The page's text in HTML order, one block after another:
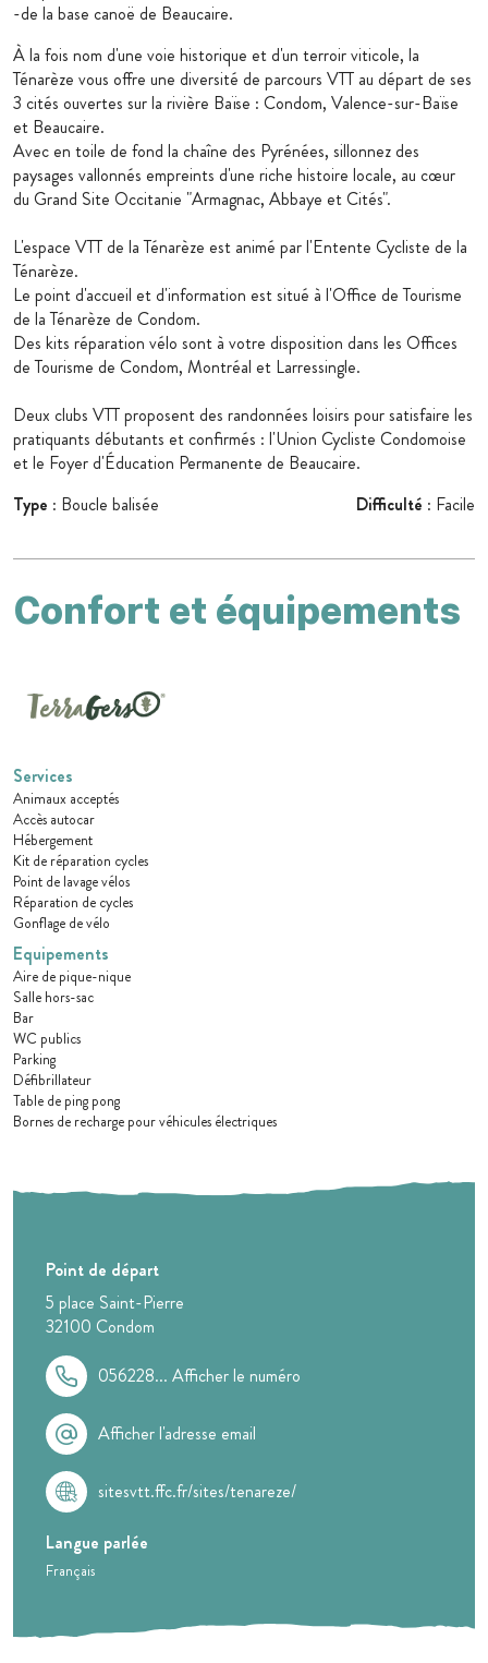
-de la base canoë de Beaucaire.
À la fois nom d'une voie historique et d'un terroir viticole, la
Ténarèze vous offre une diversité de parcours VTT au départ de ses
3 cités ouvertes sur la rivière Baïse : Condom, Valence-sur-Baïse
et Beaucaire.
Avec en toile de fond la chaîne des Pyrénées, sillonnez des
paysages vallonnés empreints d'une riche histoire locale, au cœur
du Grand Site Occitanie "Armagnac, Abbaye et Cités".
L'espace VTT de la Ténarèze est animé par l'Entente Cycliste de la
Ténarèze.
Le point d'accueil et d'information est situé à l'Office de Tourisme
de la Ténarèze de Condom.
Des kits réparation vélo sont à votre disposition dans les Offices
de Tourisme de Condom, Montréal et Larressingle.
Deux clubs VTT proposent des randonnées loisirs pour satisfaire les
pratiquants débutants et confirmés : l'Union Cycliste Condomoise
et le Foyer d'Éducation Permanente de Beaucaire.
Type : Boucle balisée Difficulté : Facile
Confort et équipements
Services
Animaux acceptés
Accès autocar
Hébergement
Kit de réparation cycles
Point de lavage vélos
Réparation de cycles
Gonflage de vélo
Equipements
Aire de pique-nique
Salle hors-sac
Bar
WC publics
Parking
Défibrillateur
Table de ping pong
Bornes de recharge pour véhicules électriques
Point de départ
5 place Saint-Pierre
32100 Condom
056228... Afficher le numéro
Afficher l'adresse email
sitesvtt.ffc.fr/sites/tenareze/
Langue parlée
Français